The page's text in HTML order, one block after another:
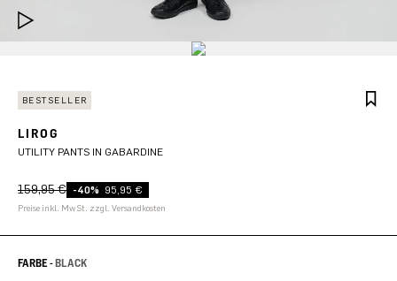
BESTSELLER
LIROG
UTILITY PANTS IN GABARDINE
159,95 € -40% 95,95 €
Preise inkl. MwSt. zzgl. Versandkosten
FARBE -BLACK